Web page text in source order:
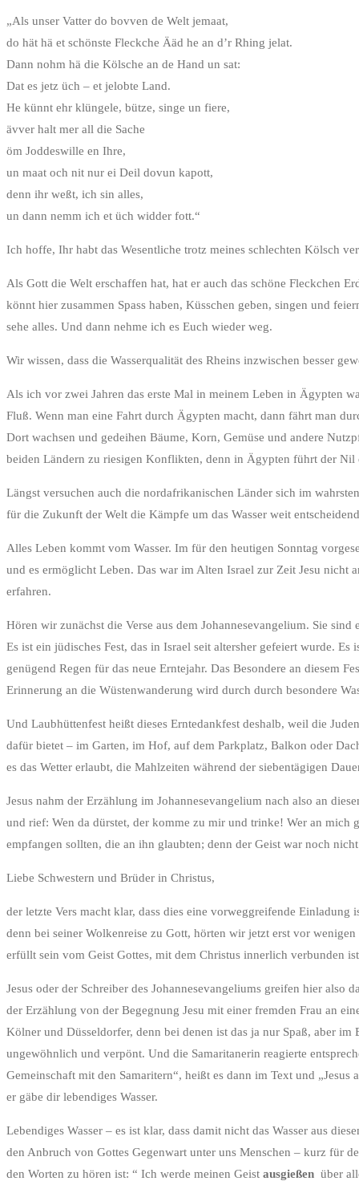
„Als unser Vatter do bovven de Welt jemaat,
do hät hä et schönste Fleckche Ääd he an d’r Rhing jelat.
Dann nohm hä die Kölsche an de Hand un sat:
Dat es jetz üch – et jelobte Land.
He künnt ehr klüngele, bütze, singe un fiere,
ävver halt mer all die Sache
öm Joddeswille en Ihre,
un maat och nit nur ei Deil dovun kapott,
denn ihr weßt, ich sin alles,
un dann nemm ich et üch widder fott.“
Ich hoffe, Ihr habt das Wesentliche trotz meines schlechten Kölsch
Als Gott die Welt erschaffen hat, hat er auch das schöne Fleckchen
könnt hier zusammen Spass haben, Küsschen geben, singen und
sehe alles. Und dann nehme ich es Euch wieder weg.
Wir wissen, dass die Wasserqualität des Rheins inzwischen besser
Als ich vor zwei Jahren das erste Mal in meinem Leben in Ägypten
Fluß. Wenn man eine Fahrt durch Ägypten macht, dann fährt man
Dort wachsen und gedeihen Bäume, Korn, Gemüse und andere
beiden Ländern zu riesigen Konflikten, denn in Ägypten führt der Nil
Längst versuchen auch die nordafrikanischen Länder sich im
für die Zukunft der Welt die Kämpfe um das Wasser weit
Alles Leben kommt vom Wasser. Im für den heutigen Sonntag
und es ermöglicht Leben. Das war im Alten Israel zur Zeit Jesu nicht
erfahren.
Hören wir zunächst die Verse aus dem Johannesevangelium. Sie
Es ist ein jüdisches Fest, das in Israel seit altersher gefeiert wurde.
genügend Regen für das neue Erntejahr. Das Besondere an diesem
Erinnerung an die Wüstenwanderung wird durch durch besondere
Und Laubhüttenfest heißt dieses Erntedankfest deshalb, weil die
dafür bietet – im Garten, im Hof, auf dem Parkplatz, Balkon oder
es das Wetter erlaubt, die Mahlzeiten während der siebentägigen
Jesus nahm der Erzählung im Johannesevangelium nach also an
und rief: Wen da dürstet, der komme zu mir und trinke! Wer an mich
empfangen sollten, die an ihn glaubten; denn der Geist war noch
Liebe Schwestern und Brüder in Christus,
der letzte Vers macht klar, dass dies eine vorweggreifende
denn bei seiner Wolkenreise zu Gott, hörten wir jetzt erst vor
erfüllt sein vom Geist Gottes, mit dem Christus innerlich verbunden
Jesus oder der Schreiber des Johannesevangeliums greifen hier also
der Erzählung von der Begegnung Jesu mit einer fremden Frau an
Kölner und Düsseldorfer, denn bei denen ist das ja nur Spaß, aber
ungewöhnlich und verpönt. Und die Samaritanerin reagierte
Gemeinschaft mit den Samaritern“, heißt es dann im Text und
er gäbe dir lebendiges Wasser.
Lebendiges Wasser – es ist klar, dass damit nicht das Wasser aus
den Anbruch von Gottes Gegenwart unter uns Menschen – kurz für
den Worten zu hören ist: “ Ich werde meinen Geist ausgießen über